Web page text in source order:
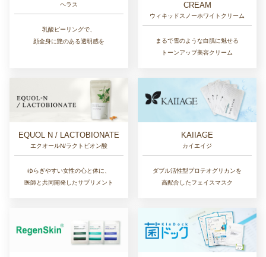
ヘラス
乳酸ピーリングで、
顔全身に艶のある透明感を
CREAM
ウィキッドスノーホワイトクリーム
まるで雪のような白肌に魅せる
トーンアップ美容クリーム
EQUOL N / LACTOBIONATE
エクオールN/ラクトビオン酸
ゆらぎやすい女性の心と体に、
医師と共同開発したサプリメント
KAIIAGE
カイエイジ
ダブル活性型プロテオグリカンを
高配合したフェイスマスク